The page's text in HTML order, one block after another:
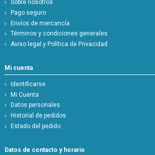
Sobre nosotros
Pago seguro
Envíos de mercancía
Términos y condiciones generales
Aviso legal y Política de Privacidad
Mi cuenta
Identificarse
Mi Cuenta
Datos personales
Historial de pedidos
Estado del pedido
Datos de contacto y horario